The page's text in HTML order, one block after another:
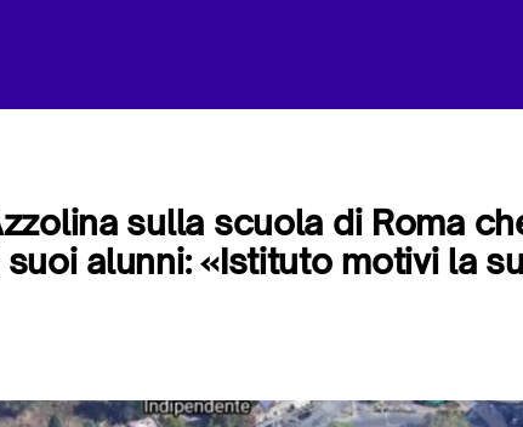
sulla scuola di Roma
alunni: «Istituto motivi la